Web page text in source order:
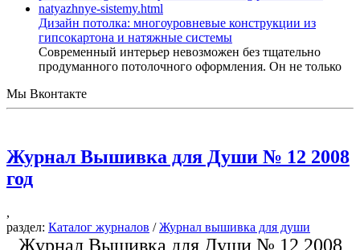
Дизайн потолка: многоуровневые конструкции из
гипсокартона и натяжные системы
Современный интерьер невозможен без тщательно
продуманного потолочного оформления. Он не только
Мы Вконтакте
Журнал Вышивка для Души № 12 2008
год
,
раздел: Каталог журналов /Журнал вышивка для души
Журнал Вышивка для Души № 12 2008